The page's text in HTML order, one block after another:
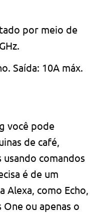
por meio de
Saída: 10A máx.
você pode
de café,
comandos
é de um
Alexa, como Echo,
ou apenas o